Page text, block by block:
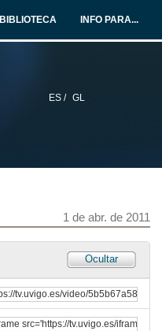
BIBLIOTECA INFO PARA...
ES / GL
1 de abr. de 2011
Ocultar
Leis ponderais. Estequiometría
1 de abr. de 2011
O concepto de Enerxía
Sistema Termodinámico